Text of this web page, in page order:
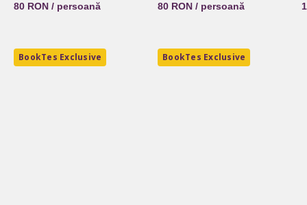
80 RON / persoană
BookTes Exclusive
80 RON / persoană
BookTes Exclusive